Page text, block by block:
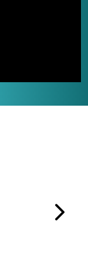
minuti e
o nello zaino da
doppie
rinforzatiper